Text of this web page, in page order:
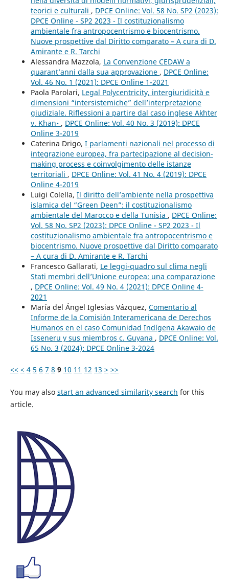
teorici e culturali , DPCE Online: Vol. 58 No. SP2 (2023):
DPCE Online - SP2 2023 - Il costituzionalismo
ambientale fra antropocentrismo e biocentrismo.
Nuove prospettive dal Diritto comparato – A cura di D.
Amirante e R. Tarchi
Alessandra Mazzola, La Convenzione CEDAW a
quarant’anni dalla sua approvazione , DPCE Online:
Vol. 46 No. 1 (2021): DPCE Online 1-2021
Paola Parolari, Legal Polycentricity, intergiuridicità e
dimensioni “intersistemiche” dell’interpretazione
giudiziale. Riflessioni a partire dal caso inglese Akhter
v. Khan• , DPCE Online: Vol. 40 No. 3 (2019): DPCE
Online 3-2019
Caterina Drigo, I parlamenti nazionali nel processo di
integrazione europea, fra partecipazione al decision-
making process e coinvolgimento delle istanze
territoriali , DPCE Online: Vol. 41 No. 4 (2019): DPCE
Online 4-2019
Luigi Colella, Il diritto dell’ambiente nella prospettiva
islamica del “Green Deen”: il costituzionalismo
ambientale del Marocco e della Tunisia , DPCE Online:
Vol. 58 No. SP2 (2023): DPCE Online - SP2 2023 - Il
costituzionalismo ambientale fra antropocentrismo e
biocentrismo. Nuove prospettive dal Diritto comparato
– A cura di D. Amirante e R. Tarchi
Francesco Gallarati, Le leggi-quadro sul clima negli
Stati membri dell’Unione europea: una comparazione
, DPCE Online: Vol. 49 No. 4 (2021): DPCE Online 4-
2021
María del Ángel Iglesias Vázquez, Comentario al
Informe de la Comisión Interamericana de Derechos
Humanos en el caso Comunidad Indígena Akawaio de
Isseneru y sus miembros c. Guyana , DPCE Online: Vol.
65 No. 3 (2024): DPCE Online 3-2024
<< < 4 5 6 7 8 9 10 11 12 13 > >>
You may also start an advanced similarity search for this
article.